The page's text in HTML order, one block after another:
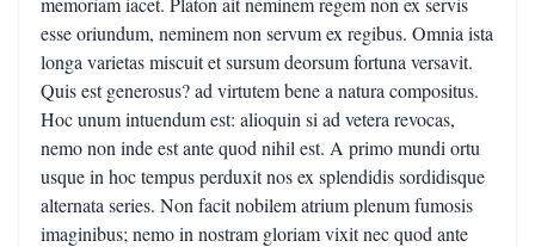
esse oriundum, neminem non servum ex regibus. Omnia ista
longa varietas miscuit et sursum deorsum fortuna versavit.
Quis est generosus? ad virtutem bene a natura compositus.
Hoc unum intuendum est: alioquin si ad vetera revocas,
nemo non inde est ante quod nihil est. A primo mundi ortu
usque in hoc tempus perduxit nos ex splendidis sordidisque
alternata series. Non facit nobilem atrium plenum fumosis
imaginibus; nemo in nostram gloriam vixit nec quod ante